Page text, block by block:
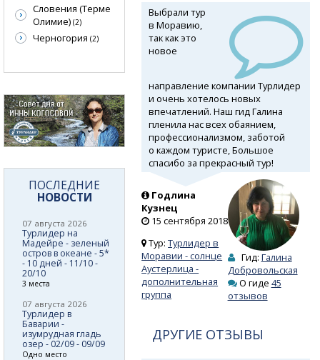
Выбрали тур
в Моравию,
так как это
новое
направление компании Турлидер
и очень хотелось новых
впечатлений. Наш гид Галина
пленила нас всех обаянием,
профессионализмом, заботой
о каждом туристе, Большое
спасибо за прекрасный тур!
Годлина
Кузнец
15 сентября 2018
Тур:Турлидер в
Моравии - солнце
Аустерлица -
дополнительная
группа
Гид: Галина
Добровольская
О гиде 45
отзывов
ДРУГИЕ ОТЗЫВЫ
Словения (Терме
Олимие) (2)
Черногория (2)
ПОСЛЕДНИЕ
НОВОСТИ
07 августа 2026
Турлидер на
Мадейре - зеленый
остров в океане - 5*
- 10 дней - 11/10 -
20/10
3 места
07 августа 2026
Турлидер в
Баварии -
изумрудная гладь
озер - 02/09 - 09/09
Одно место